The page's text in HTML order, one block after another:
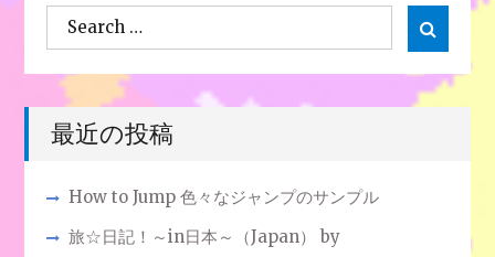
Search
for:

最近の投稿
How to Jump 色々なジャンプのサンプル
旅☆日記！～in日本～（Japan） by